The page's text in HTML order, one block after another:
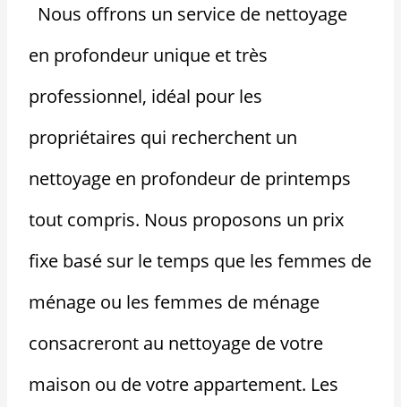
Nous offrons un service de nettoyage
en profondeur unique et très
professionnel, idéal pour les
propriétaires qui recherchent un
nettoyage en profondeur de printemps
tout compris. Nous proposons un prix
fixe basé sur le temps que les femmes de
ménage ou les femmes de ménage
consacreront au nettoyage de votre
maison ou de votre appartement. Les